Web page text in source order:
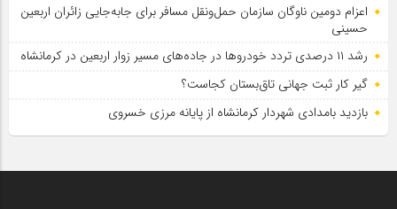
اعزام دومین ناوگان سازمان حمل‌ونقل مسافر برای جابه‌جایی زائران اربعین
حسینی
رشد ۱۱ درصدی تردد خودروها در جاده‌های مسیر زوار اربعین در کرمانشاه
گیر کار ثبت جهانی تاق‌بستان کجاست؟
بازدید بامدادی شهردار کرمانشاه از پایانه مرزی خسروی